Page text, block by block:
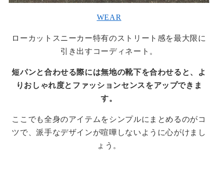
WEAR
ローカットスニーカー特有のストリート感を最大限に
引き出すコーディネート。
短パンと合わせる際には無地の靴下を合わせると、よ
りおしゃれ度とファッションセンスをアップできま
す。
ここでも全身のアイテムをシンプルにまとめるのがコ
ツで、派手なデザインが喧嘩しないように心がけまし
ょう。